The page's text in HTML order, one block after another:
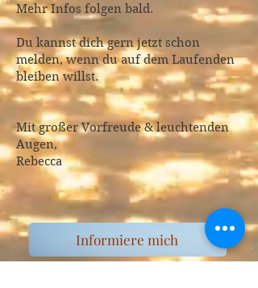
Mehr Infos folgen bald.
Du kannst dich gern jetzt schon
melden, wenn du auf dem Laufenden
bleiben willst.
Mit großer Vorfreude & leuchtenden
Augen,
Rebecca
Informiere mich